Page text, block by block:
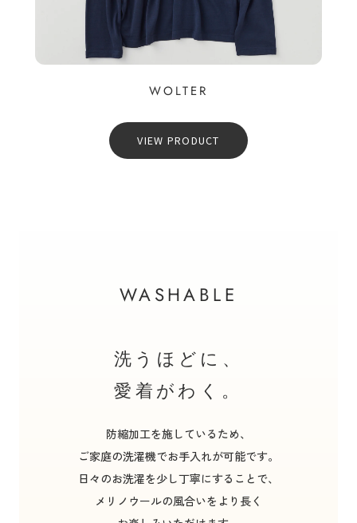
WOLTER
VIEW PRODUCT
WASHABLE
洗うほどに、
愛着がわく。
防縮加工を施しているため、
ご家庭の洗濯機でお手入れが可能です。
日々のお洗濯を少し丁寧にすることで、
メリノウールの風合いをより長く